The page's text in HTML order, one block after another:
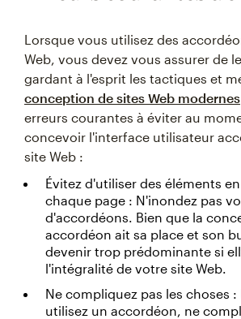
Lorsque vous utilisez des
Web, vous devez vous assurer de
gardant à l'esprit les tactiques et
conception de sites Web modernes
erreurs courantes à éviter au
concevoir l'interface utilisateur
site Web :
Évitez d'utiliser des éléments
chaque page : N'inondez pas
d'accordéons. Bien que la
accordéon ait sa place et son
devenir trop prédominante si
l'intégralité de votre site Web.
Ne compliquez pas les choses
utilisez un accordéon, ne